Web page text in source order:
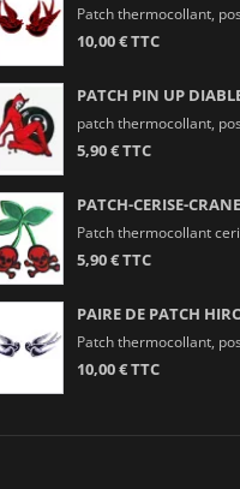
Patch thermocollant,
10,00 € TTC
PATCH PIN UP
patch thermocollant,
5,90 € TTC
PATCH-CERISE-
Patch thermocollant
5,90 € TTC
PAIRE DE PATCH
Patch thermocollant,
10,00 € TTC